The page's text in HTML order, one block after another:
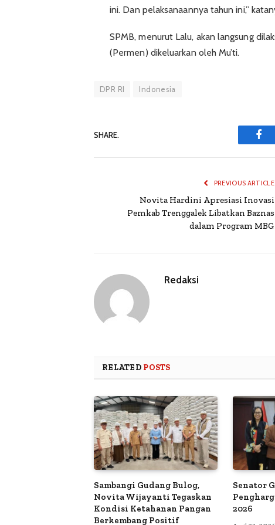
ini. Dan pelaksanaannya tahun ini,”
SPMB, menurut Lalu, akan langsung
(Permen) dikeluarkan oleh Mu’ti.
DPR RI Indonesia
SHARE.
PREVIOUS ARTICLE
Novita Hardini Apresiasi Inovasi
Pemkab Trenggalek Libatkan Baznas
dalam Program MBG
Redaksi
RELATED POSTS
Sambangi Gudang Bulog,
Novita Wijayanti Tegaskan
Kondisi Ketahanan Pangan
Berkembang Positif
Senator
2026